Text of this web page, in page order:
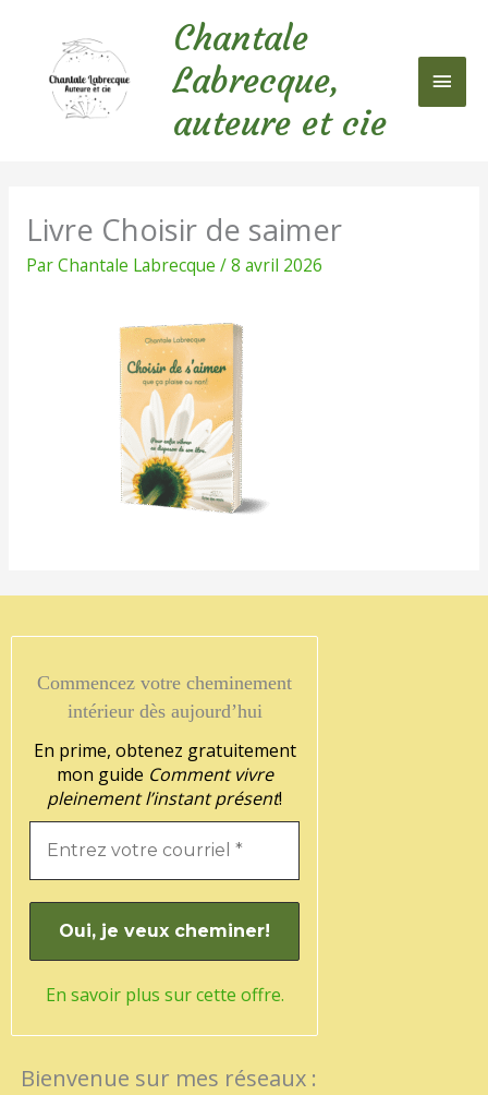
contenu
Chantale
Labrecque,
auteure et cie
Livre Choisir de saimer
ParChantale Labrecque /8 avril 2026
Commencez votre cheminement
intérieur dès aujourd’hui
En prime, obtenez gratuitement
mon guide Comment vivre
pleinement l’instant présent!
En savoir plus sur cette offre.
Bienvenue sur mes réseaux :